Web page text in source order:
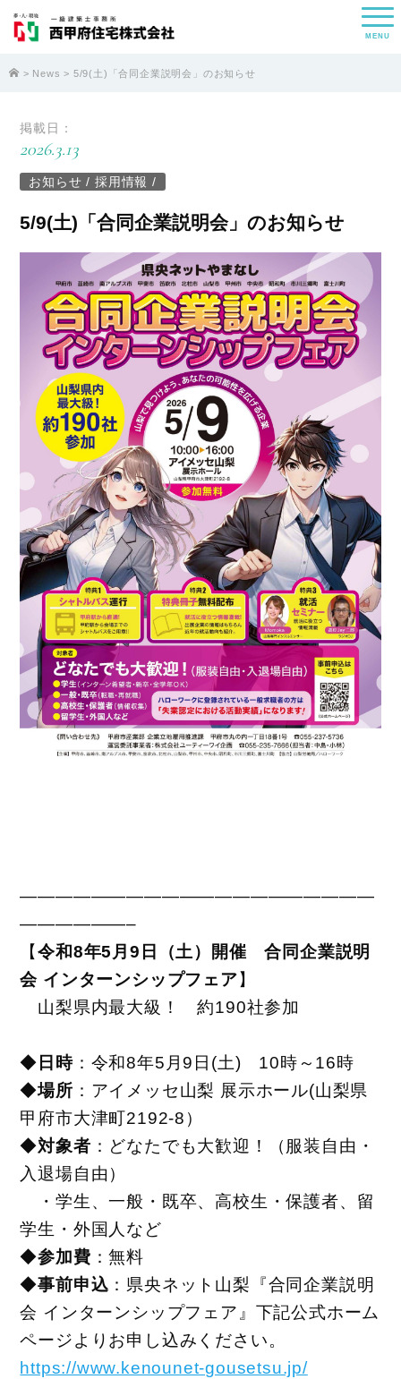
MENU
> News > 5/9(土)「合同企業説明会」のお知らせ
掲載日：
2026.3.13
お知らせ /採用情報 /
5/9(土)「合同企業説明会」のお知らせ
————————————————————
——————–
【令和8年5月9日（土）開催 合同企業説明
会 インターンシップフェア】
山梨県内最大級！ 約190社参加
◆ 日時：令和8年5月9日(土) 10時～16時
◆場所 ：アイメッセ山梨 展示ホール(山梨県
甲府市大津町2192-8 ）
◆対象者 ：どなたでも大歓迎！（服装自由・
入退場自由）
・学生、一般・既卒、高校生・保護者、留
学生・外国人など
◆参加費 ：無料
◆事前申込 ：県央ネット山梨『合同企業説明
会 インターンシップフェア』下記公式ホーム
ページよ りお申し込みください。
https://www.kenounet-gousetsu.jp/